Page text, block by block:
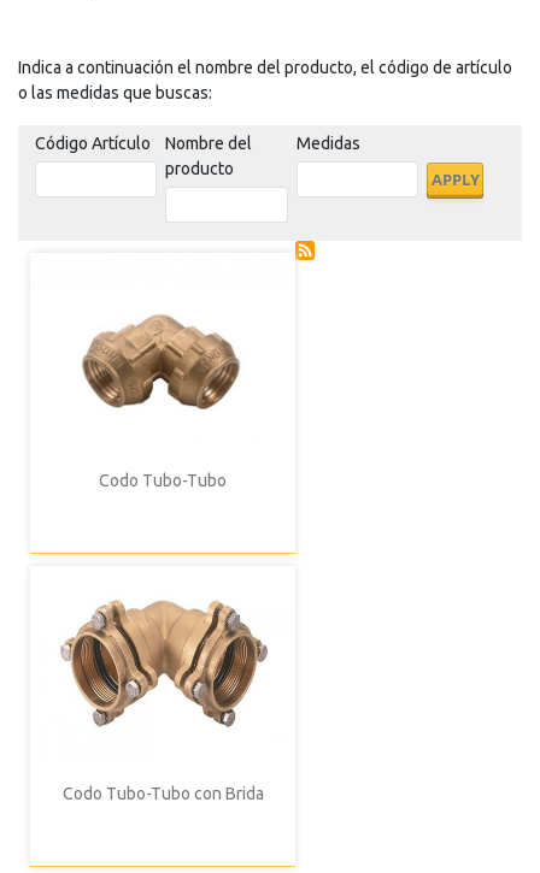
Indica a continuación el nombre del producto, el código de artículo
o las medidas que buscas:
Código Artículo
Nombre del
producto
Medidas
Codo Tubo-Tubo
Codo Tubo-Tubo con Brida